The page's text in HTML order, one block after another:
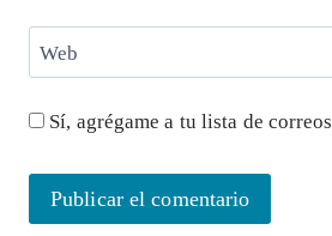
Web
Sí, agrégame a tu lista de correos